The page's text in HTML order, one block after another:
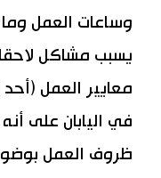
وساعات العمل وما
يسبب مشاكل
معايير العمل (أحد
في اليابان على
ظروف العمل